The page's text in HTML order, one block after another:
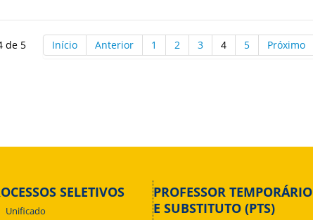
de 5 Início Anterior 1 2 3 4 5 Próximo
SELETIVOS
Unificado
PROFESSOR TEMPORÁRIO
E SUBSTITUTO (PTS)